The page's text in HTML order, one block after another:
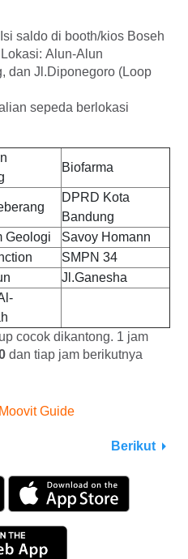
saldo di booth/kios Boseh
Lokasi: Alun-Alun
dan Jl.Diponegoro (Loop
sepeda berlokasi
Biofarma
DPRD Kota
Bandung
Geologi
Savoy Homann
SMPN 34
Jl.Ganesha
cocok dikantong. 1 jam
dan tiap jam berikutnya
Guide
Berikut